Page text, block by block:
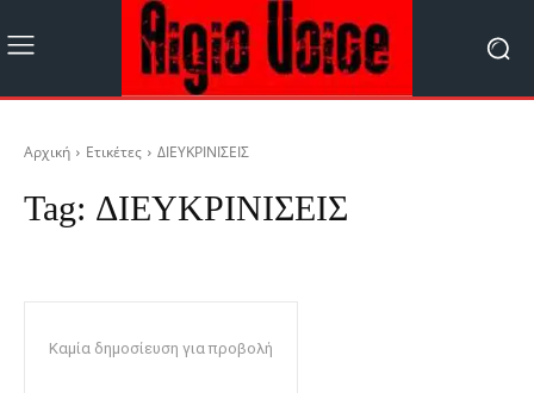
Αρχική Ετικέτες ΔΙΕΥΚΡΙΝΙΣΕΙΣ
Tag: ΔΙΕΥΚΡΙΝΙΣΕΙΣ
Καμία δημοσίευση για προβολή